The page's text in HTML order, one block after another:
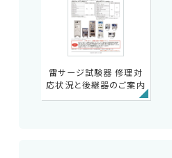
雷サージ試験器 修理対
応状況と後継器のご案内